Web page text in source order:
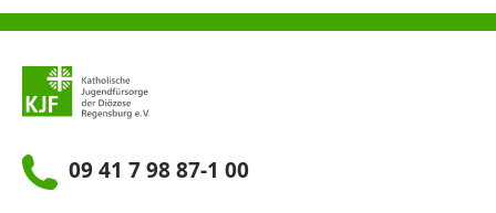
09 41 7 98 87-1 00